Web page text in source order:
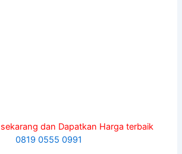
dan Dapatkan Harga terbaik
0819 0555 0991